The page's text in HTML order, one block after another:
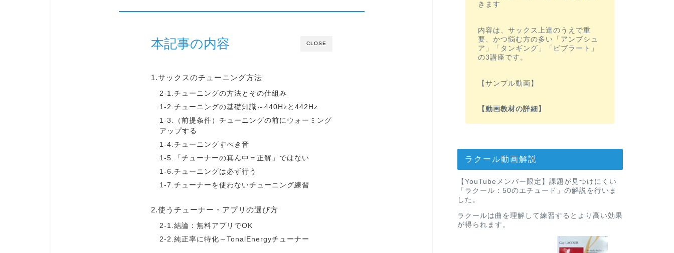
CLOSE
本記事の内容
1.サックスのチューニング方法
2-1.チューニングの方法とその仕組み
1-2.チューニングの基礎知識～440Hzと442Hz
1-3.（前提条件）チューニングの前にウォーミング
アップする
1-4.チューニングすべき音
1-5.「チューナーの真ん中＝正解」ではない
1-6.チューニングは必ず行う
1-7.チューナーを使わないチューニング練習
2.使うチューナー・アプリの選び方
2-1.結論：無料アプリでOK
2-2.純正率に特化～TonalEnergyチューナー
きます
内容は、サックス上達のうえで重
要、かつ悩む方の多い「アンブシュ
ア」「タンギング」「ビブラート」
の3講座です。
【サンプル動画】
【動画教材の詳細】
ラクール動画解説
【YouTubeメンバー限定】課題が見つけにくい
「ラクール：50のエチュード」の解説を行いま
した。
ラクールは曲を理解して練習するとより高い効果
が得られます。